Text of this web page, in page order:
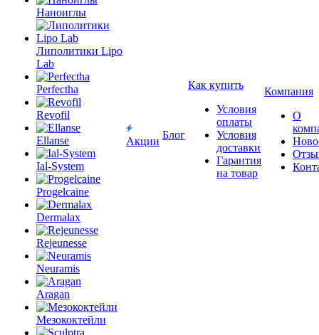
Наноиглы
Липолитики Lipo
Lab
Perfectha
Revofil
Ellanse
Ial-System
Progelcaine
Dermalax
Rejeunesse
Neuramis
Aragan
Мезококтейли
Акции
Блог
Как купить
Условия
оплаты
Условия
доставки
Гарантия
на товар
Компания
О